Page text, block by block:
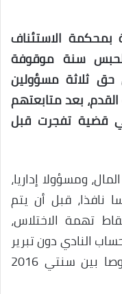
بمحكمة الاستئناف
سنة موقوفة
درهم في حق ثلاثة مسؤولين
بعد متابعتهم
قضية تفجرت قبل
ومسؤولا إداريا،
نافذا، قبل أن يتم
تهمة الاختلاس،
النادي دون تبرير
أو احترام المساطر القانونية، خصوصا بين سنتي 2016